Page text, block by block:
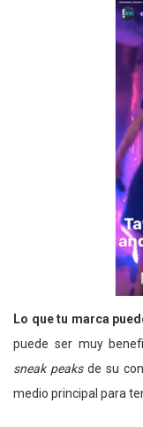
Lo que tu marca
puede ser muy
sneak peaksde su
medio principal para